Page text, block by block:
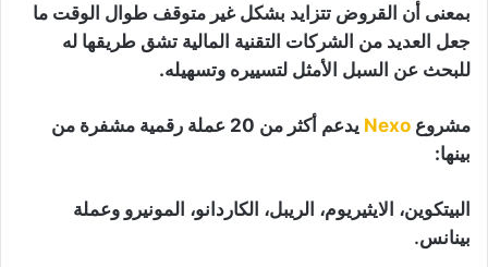
بمعنى أن القروض تتزايد بشكل غير متوقف طوال الوقت ما
جعل العديد من الشركات التقنية المالية تشق طريقها له
للبحث عن السبل الأمثل لتسييره وتسهيله.
مشروع Nexo
يدعم أكثر من 20 عملة رقمية مشفرة من
بينها:
البيتكوين، الايثيريوم، الريبل، الكاردانو، المونيرو وعملة
بينانس.